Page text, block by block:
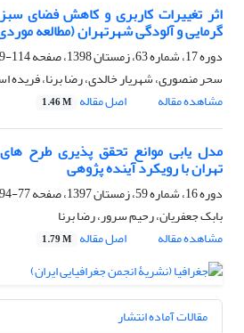
اثر تغییرات کاربری و کاهش فضای
گرمایی و آلودگی شهرتهران (مطالعه
دوره 17، شماره 63، زمستان 1398، صفحه
114-129
سحر منصوری، شهریار خالدی، رضا برنا، فریده
مشاهده مقاله
اصل مقاله 1.46 M
مدل یابی موانع تحقق پذیری طرح
تهران با رویکرد آینده پژوهی
دوره 16، شماره 59، زمستان 1397، صفحه
77-94
بابک جعفریان، رحیم سرور، رضا برنا
مشاهده مقاله
اصل مقاله 1.79 M
مقالات آماده انتشار